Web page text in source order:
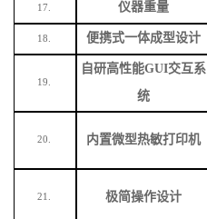
17. 仪器重量
18. 便携式一体成型设计
19.
自研高性能GUI交互系
统
20. 内置微型热敏打印机
21. 极简操作设计